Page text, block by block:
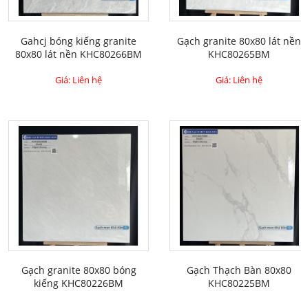
Gahcj bóng kiếng granite
80x80 lát nền KHC80266BM
Giá: Liên hệ
Gạch granite 80x80 lát nền
KHC80265BM
Giá: Liên hệ
Gạch granite 80x80 bóng
kiếng KHC80226BM
Gạch Thạch Bàn 80x80
KHC80225BM